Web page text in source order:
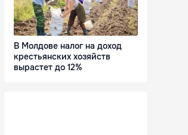
В Молдове налог на доход
крестьянских хозяйств
вырастет до 12%